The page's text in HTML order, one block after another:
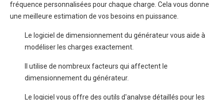
fréquence personnalisées pour chaque charge. Cela vous donne
une meilleure estimation de vos besoins en puissance.
Le logiciel de dimensionnement du générateur vous aide à
modéliser les charges exactement.
Il utilise de nombreux facteurs qui affectent le
dimensionnement du générateur.
Le logiciel vous offre des outils d'analyse détaillés pour les